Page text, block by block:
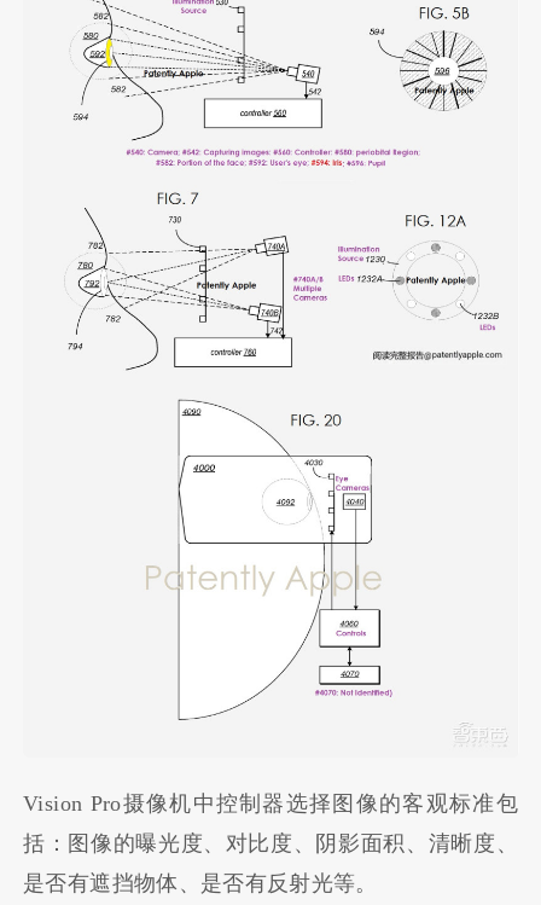
Vision Pro摄像机中控制器选择图像的客观标准包
括：图像的曝光度、对比度、阴影面积、清晰度、
是否有遮挡物体、是否有反射光等。